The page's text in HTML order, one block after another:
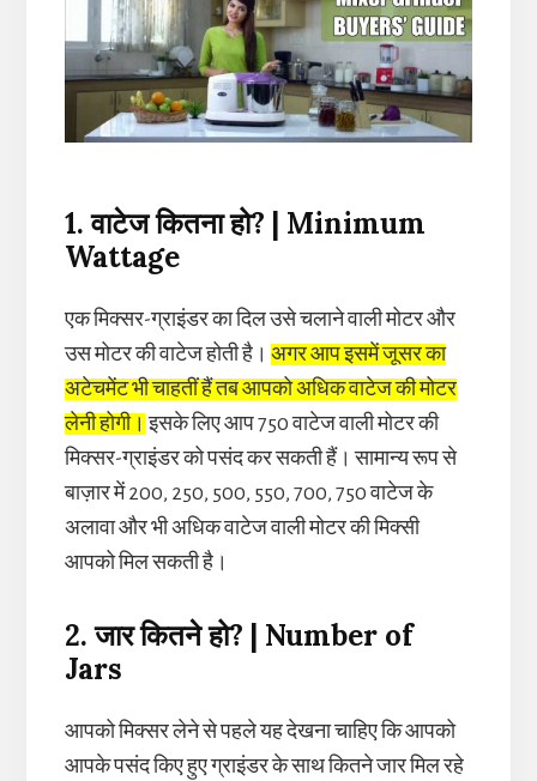
1. वाटेज कितना हो? | Minimum
Wattage
एक मिक्सर-ग्राइंडर का दिल उसे चलाने वाली मोटर और
उस मोटर की वाटेज होती है। अगर आप इसमें जूसर का
अटेचमेंट भी चाहतीं हैं तब आपको अधिक वाटेज की मोटर
लेनी होगी। इसके लिए आप 750 वाटेज वाली मोटर की
मिक्सर-ग्राइंडर को पसंद कर सकती हैं। सामान्य रूप से
बाज़ार में 200, 250, 500, 550, 700, 750 वाटेज के
अलावा और भी अधिक वाटेज वाली मोटर की मिक्सी
आपको मिल सकती है।
2. जार कितने हो? | Number of
Jars
आपको मिक्सर लेने से पहले यह देखना चाहिए कि आपको
आपके पसंद किए हुए ग्राइंडर के साथ कितने जार मिल रहे